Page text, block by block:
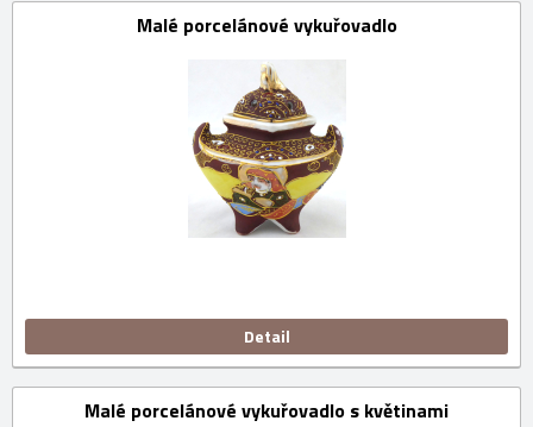
Malé porcelánové vykuřovadlo
Detail
Malé porcelánové vykuřovadlo s květinami